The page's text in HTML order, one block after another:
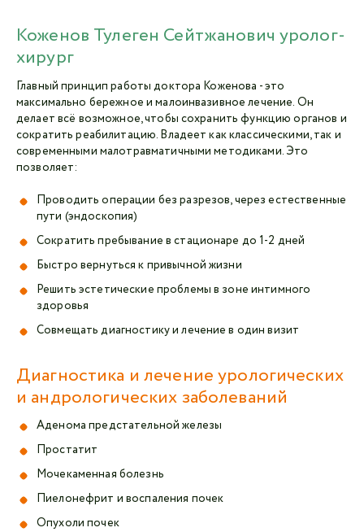
Коженов Тулеген Сейтжанович уролог-
хирург
Главный принцип работы доктора Коженова - это
максимально бережное и малоинвазивное лечение. Он
делает всё возможное, чтобы сохранить функцию органов и
сократить реабилитацию. Владеет как классическими, так и
современными малотравматичными методиками. Это
позволяет:
Проводить операции без разрезов, через естественные
пути (эндоскопия)
Сократить пребывание в стационаре до 1-2 дней
Быстро вернуться к привычной жизни
Решить эстетические проблемы в зоне интимного
здоровья
Совмещать диагностику и лечение в один визит
Диагностика и лечение урологических
и андрологических заболеваний
Аденома предстательной железы
Простатит
Мочекаменная болезнь
Пиелонефрит и воспаления почек
Опухоли почек